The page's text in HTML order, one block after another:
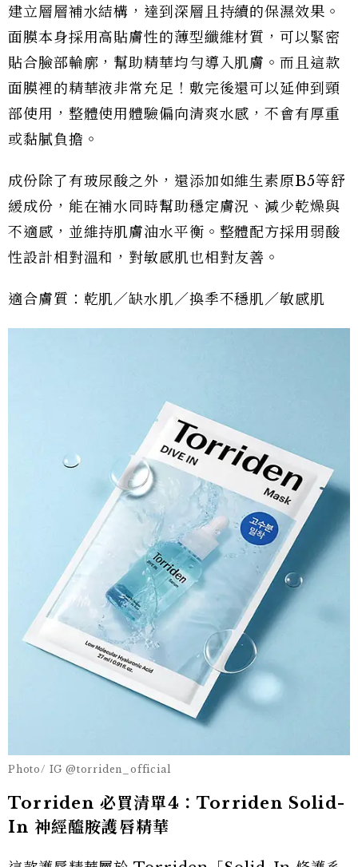
建立層層補水結構，達到深層且持續的保濕效果。
面膜本身採用高貼膚性的薄型纖維材質，可以緊密
貼合臉部輪廓，幫助精華均勻導入肌膚。而且這款
面膜裡的精華液非常充足！敷完後還可以延伸到頸
部使用，整體使用體驗偏向清爽水感，不會有厚重
或黏膩負擔。
成份除了有玻尿酸之外，還添加如維生素原B5等舒
緩成份，能在補水同時幫助穩定膚況、減少乾燥與
不適感，並維持肌膚油水平衡。整體配方採用弱酸
性設計相對溫和，對敏感肌也相對友善。
適合膚質：乾肌／缺水肌／換季不穩肌／敏感肌
Photo/ IG @torriden_official
Torriden 必買清單4：Torriden Solid-
In 神經醯胺護唇精華